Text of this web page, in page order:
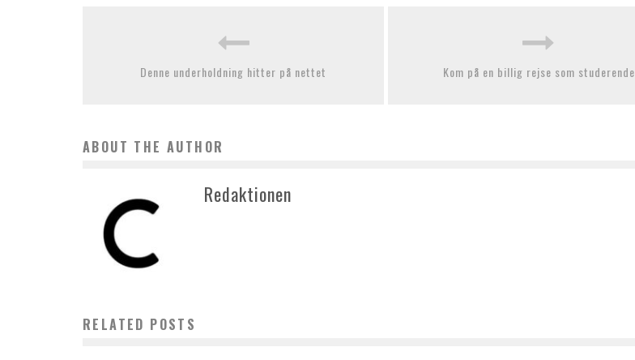
Denne underholdning hitter på nettet Kom på en billig rejse som studerende
ABOUT THE AUTHOR
Redaktionen
RELATED POSTS